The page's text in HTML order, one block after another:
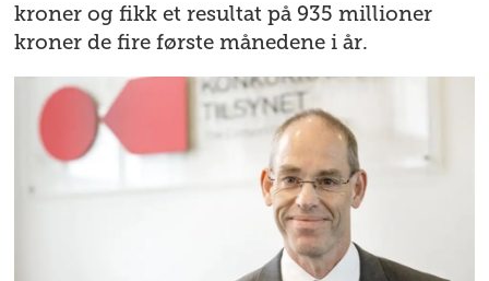
kroner og fikk et resultat på 935 millioner
kroner de fire første månedene i år.